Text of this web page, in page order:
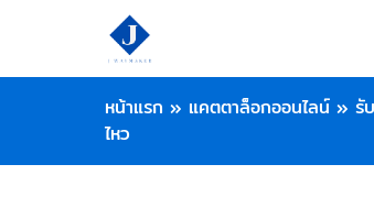
หน้าแรก » แคตตาล็อกออนไลน์ » รั
ไหว